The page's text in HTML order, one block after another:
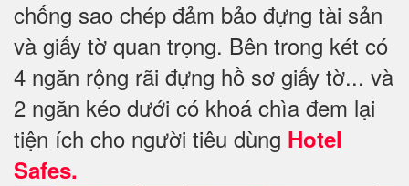
chống sao chép đảm bảo đựng tài sản
và giấy tờ quan trọng. Bên trong két có
4 ngăn rộng rãi đựng hồ sơ giấy tờ... và
2 ngăn kéo dưới có khoá chìa đem lại
tiện ích cho người tiêu dùng Hotel
Safes.